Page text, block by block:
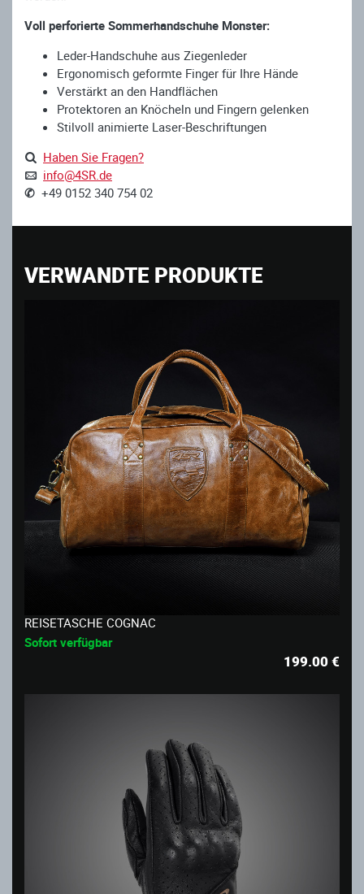
Voll perforierte Sommerhandschuhe Monster:
Leder-Handschuhe aus Ziegenleder
Ergonomisch geformte Finger für Ihre Hände
Verstärkt an den Handflächen
Protektoren an Knöcheln und Fingern gelenken
Stilvoll animierte Laser-Beschriftungen
Haben Sie Fragen?
info@4SR.de
✆ +49 0152 340 754 02
VERWANDTE PRODUKTE
REISETASCHE COGNAC
Sofort verfügbar
199.00€